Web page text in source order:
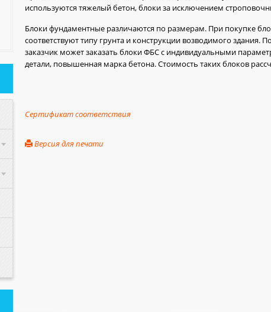
используются тяжелый бетон, блоки за исключением
Блоки фундаментные различаются по размерам. При покупке
соответствуют типу грунта и конструкции возводимого здания.
заказчик может заказать блоки ФБС с индивидуальными
детали, повышенная марка бетона. Стоимость таких блоков
Сертификат соответствия
Версия для печати